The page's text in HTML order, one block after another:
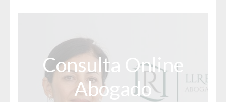
Consulta Online
Abogado